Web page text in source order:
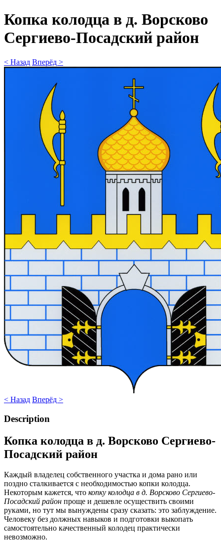
Копка колодца в д. Ворсково
Сергиево-Посадский район
< Назад Вперёд >
< Назад Вперёд >
Description
Копка колодца в д. Ворсково Сергиево-
Посадский район
Каждый владелец собственного участка и дома рано или
поздно сталкивается с необходимостью копки колодца.
Некоторым кажется, что копку колодца в д. Ворсково Сергиево-
Посадский район проще и дешевле осуществить своими
руками, но тут мы вынуждены сразу сказать: это заблуждение.
Человеку без должных навыков и подготовки выкопать
самостоятельно качественный колодец практически
невозможно.